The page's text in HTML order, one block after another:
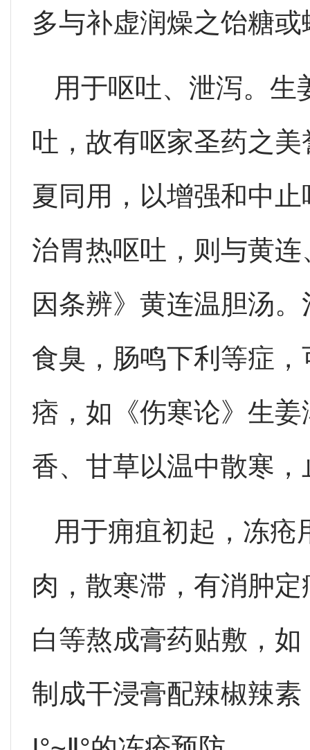
多与补虚润燥之饴糖
用于呕吐、泄泻。生
吐，故有呕家圣药之
夏同用，以增强和中
治胃热呕吐，则与黄
因条辨》黄连温胆汤
食臭，肠鸣下利等症
痞，如《伤寒论》生
香、甘草以温中散寒
用于痈疽初起，冻疮
肉，散寒滞，有消肿
白等熬成膏药贴敷，
制成干浸膏配辣椒辣